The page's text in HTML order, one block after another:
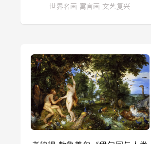
世界名画 寓言画 文艺复兴